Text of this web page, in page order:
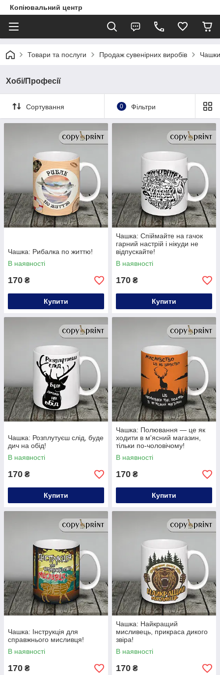
Копіювальний центр
Товари та послуги Продаж сувенірних виробів
Хобі/Професії
Сортування 0 Фільтри
Чашка: Рибалка по життю!
В наявності
170 ₴
Купити
Чашка: Спіймайте на гачок
гарний настрій і нікуди не
відпускайте!
В наявності
170 ₴
Купити
Чашка: Розплутуєш слід, буде
дич на обід!
В наявності
170 ₴
Купити
Чашка: Полювання — це як
ходити в м'ясний магазин,
тільки по-чоловічому!
В наявності
170 ₴
Купити
Чашка: Інструкція для
справжнього мисливця!
В наявності
170 ₴
Чашка: Найкращий
мисливець, прикраса дикого
звіра!
В наявності
170 ₴